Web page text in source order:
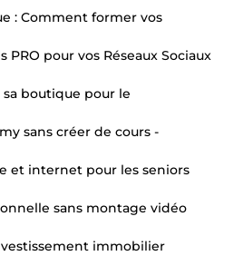
: Comment former vos
PRO pour vos Réseaux Sociaux
boutique pour le
sans créer de cours -
et internet pour les seniors
sans montage vidéo
immobilier